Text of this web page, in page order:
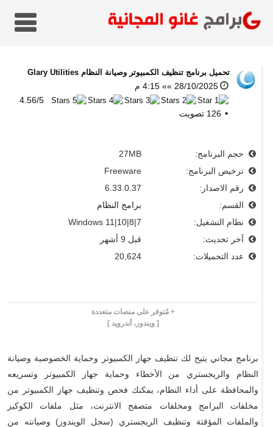
تحميل برنامج تنظيف الكمبيوتر وصيانة النظام Glary Utilities
28/10/2025 »» 4:15 م
4.56/5
126 تصويت
حجم البرنامج:
27MB
ترخيص البرنامج:
Freeware
رقم الاصدار:
6.33.0.37
القسم:
برامج النظام
نظام التشغيل:
Windows 11|10|8|7
آخر تحديث:
قبل 9 أشهر
عدد التحميلات:
20,624
+ مُتوفر على منصات متعددة
[ ويندوز، أندرويد ]
برنامج مجاني يتيح لك تنظيف جهاز الكمبيوتر وحماية الخصوصية وصيانة
النظام والريجستري من الأخطاء وحماية جهاز الكمبيوتر وتسريعه
والمحافظة على أداء النظام، يمكنك فحص وتنظيف جهاز الكمبيوتر من
مخلفات البرامج ومخلفات متصفح الانترنت، مثل ملفات الكوكيز
والملفات المؤقتة وتنظيف الريجستري (سجل الويندوز) وصيانته من